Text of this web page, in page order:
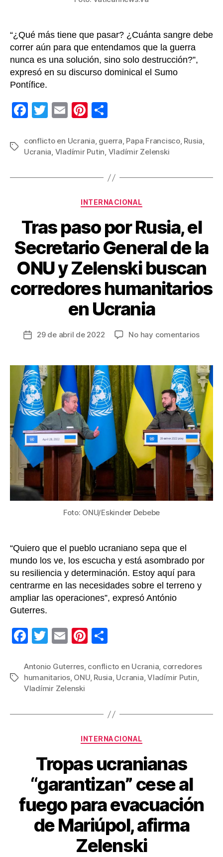
“¿Qué más tiene que pasar? ¿Cuánta sangre debe
correr aún para que entendamos que la guerra
nunca es una solución, sino solo destrucción?”,
expresó en su discurso dominical el Sumo
Pontífice.
F
c
e
b
k
T
tt
er
E
ail
Pi
er
e
st
m
p
ar
Etiquetas
conflicto en Ucrania, guerra, Papa Francisco, Rusia,
Ucrania, Vladímir Putin, Vladímir Zelenski
Categorías
INTERNACIONAL
Tras paso por Rusia, el
Secretario General de la
ONU y Zelenski buscan
corredores humanitarios
en Ucrania
Fecha
entrada
29 de abril de 2022 No hay comentariosen
por
Rusia,
el
de
la
ONU
y
Foto: ONU/Eskinder Debebe
“Quiero que el pueblo ucraniano sepa que el
mundo los ve, los escucha y está asombrado por
su resiliencia y determinación. Estoy aquí para
centrarme en las necesidades sobre el terreno y
ampliar las operaciones”, expresó António
Guterres.
F
c
e
o
T
tt
er
E
ail
Pi
er
e
m
p
tir
Etiquetas
Antonio Guterres, conflicto en Ucrania, corredores
humanitarios, ONU, Rusia, Ucrania,Vladímir Putin,
Vladímir Zelenski
Categorías
INTERNACIONAL
Tropas ucranianas
“garantizan” cese al
fuego para evacuación
de Mariúpol, afirma
Zelenski